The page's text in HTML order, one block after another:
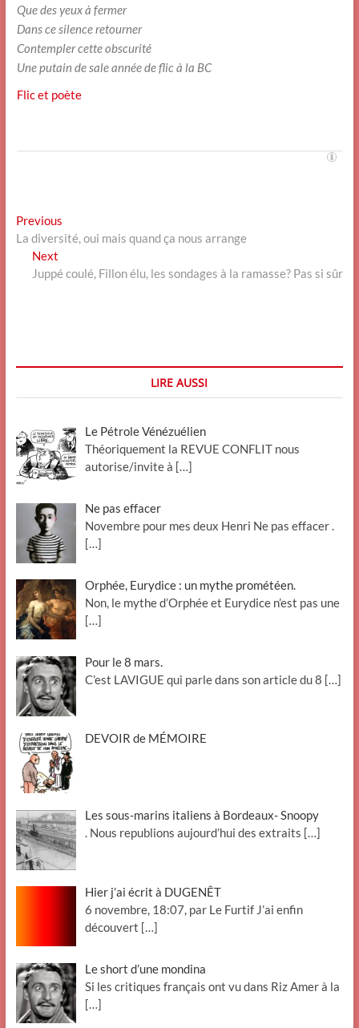
Que des yeux à fermer
Dans ce silence retourner
Contempler cette obscurité
Une putain de sale année de flic à la BC
Flic et poète
Navigation
de
l’article
PreviousPrevious
post:
La diversité, oui mais quand ça nous arrange
Next
post:
Juppé coulé, Fillon élu, les sondages à la ramasse? Pas si sûr
LIRE AUSSI
Le Pétrole Vénézuélien
Théoriquement la REVUE CONFLIT nous
autorise/invite à […]
Ne pas effacer
Novembre pour mes deux Henri Ne pas effacer .
[…]
Orphée, Eurydice : un mythe prométéen.
Non, le mythe d’Orphée et Eurydice n’est pas une
[…]
Pour le 8 mars.
C’est LAVIGUE qui parle dans son article du 8 […]
DEVOIR de MÉMOIRE
Les sous-marins italiens à Bordeaux- Snoopy
. Nous republions aujourd’hui des extraits […]
Hier j’ai écrit à DUGENÊT
6 novembre, 18:07, par Le Furtif J’ai enfin
découvert […]
Le short d’une mondina
Si les critiques français ont vu dans Riz Amer à la
[…]